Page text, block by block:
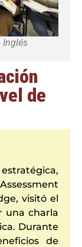
Inglés
de
visitó el
una charla
Durante
de